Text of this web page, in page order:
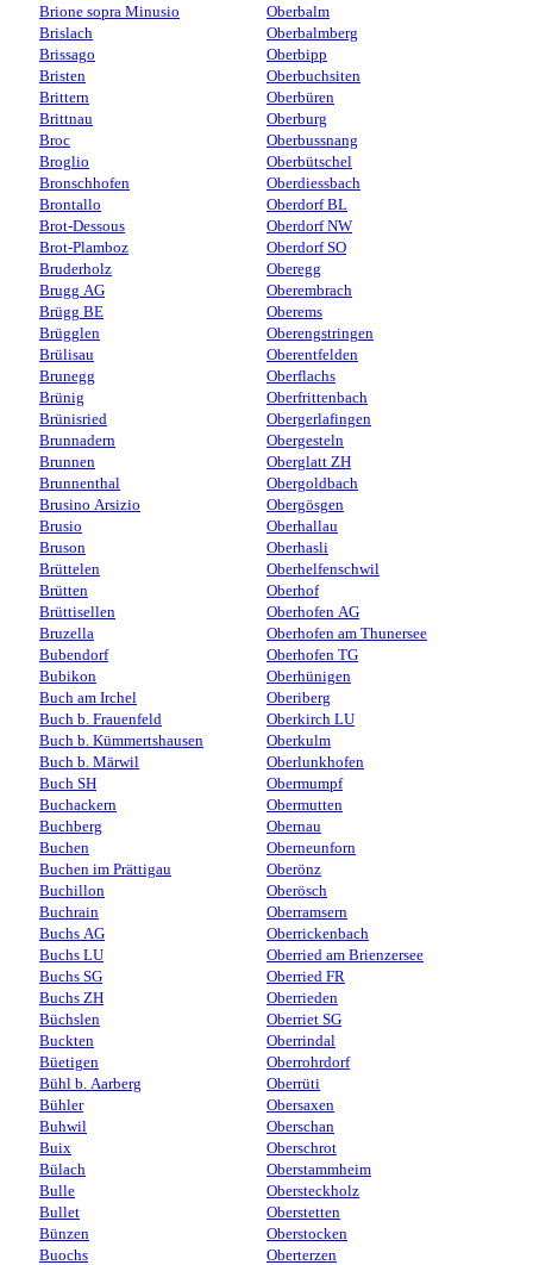
Brione sopra Minusio
Brislach
Brissago
Bristen
Brittern
Brittnau
Broc
Broglio
Bronschhofen
Brontallo
Brot-Dessous
Brot-Plamboz
Bruderholz
Brugg AG
Brügg BE
Brügglen
Brülisau
Brunegg
Brünig
Brünisried
Brunnadern
Brunnen
Brunnenthal
Brusino Arsizio
Brusio
Bruson
Brüttelen
Brütten
Brüttisellen
Bruzella
Bubendorf
Bubikon
Buch am Irchel
Buch b. Frauenfeld
Buch b. Kümmertshausen
Buch b. Märwil
Buch SH
Buchackern
Buchberg
Buchen
Buchen im Prättigau
Buchillon
Buchrain
Buchs AG
Buchs LU
Buchs SG
Buchs ZH
Büchslen
Buckten
Büetigen
Bühl b. Aarberg
Bühler
Buhwil
Buix
Bülach
Bulle
Bullet
Bünzen
Buochs
Oberbalm
Oberbalmberg
Oberbipp
Oberbuchsiten
Oberbüren
Oberburg
Oberbussnang
Oberbütschel
Oberdiessbach
Oberdorf BL
Oberdorf NW
Oberdorf SO
Oberegg
Oberembrach
Oberems
Oberengstringen
Oberentfelden
Oberflachs
Oberfrittenbach
Obergerlafingen
Obergesteln
Oberglatt ZH
Obergoldbach
Obergösgen
Oberhallau
Oberhasli
Oberhelfenschwil
Oberhof
Oberhofen AG
Oberhofen am Thunersee
Oberhofen TG
Oberhünigen
Oberiberg
Oberkirch LU
Oberkulm
Oberlunkhofen
Obermumpf
Obermutten
Obernau
Oberneunforn
Oberönz
Oberösch
Oberramsern
Oberrickenbach
Oberried am Brienzersee
Oberried FR
Oberrieden
Oberriet SG
Oberrindal
Oberrohrdorf
Oberrüti
Obersaxen
Oberschan
Oberschrot
Oberstammheim
Obersteckholz
Oberstetten
Oberstocken
Oberterzen